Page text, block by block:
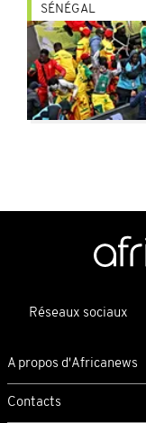
SÉNÉGAL
Réseaux sociaux
A propos d'Africanews
Contacts